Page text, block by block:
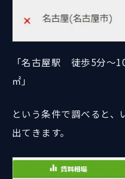
「名古屋駅 徒歩5分
㎡」
という条件で調べると
出てきます。